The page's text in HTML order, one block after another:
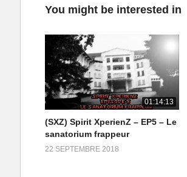
You might be interested in
01:14:13
(SXZ) Spirit XperienZ – EP5 – Le
sanatorium frappeur
22 SEPTEMBRE 2018